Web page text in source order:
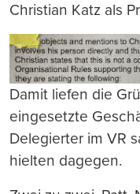
Christian Katz als
Damit liefen die
eingesetzte
Delegierter im VR
hielten dagegen.